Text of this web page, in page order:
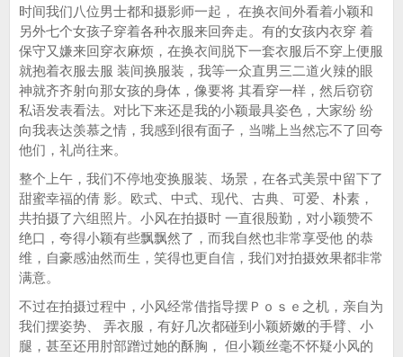
时间我们八位男士都和摄影师一起， 在换衣间外看着小颖和
另外七个女孩子穿着各种衣服来回奔走。有的女孩内衣穿 着
保守又嫌来回穿衣麻烦，在换衣间脱下一套衣服后不穿上便服
就抱着衣服去服 装间换服装，我等一众直男三二道火辣的眼
神就齐齐射向那女孩的身体，像要将 其看穿一样，然后窃窃
私语发表看法。对比下来还是我的小颖最具姿色，大家纷 纷
向我表达羡慕之情，我感到很有面子，当嘴上当然忘不了回夸
他们，礼尚往来。
整个上午，我们不停地变换服装、场景，在各式美景中留下了
甜蜜幸福的倩 影。欧式、中式、现代、古典、可爱、朴素，
共拍摄了六组照片。小风在拍摄时 一直很殷勤，对小颖赞不
绝口，夸得小颖有些飘飘然了，而我自然也非常享受他 的恭
维，自豪感油然而生，笑得也更自信，我们对拍摄效果都非常
满意。
不过在拍摄过程中，小风经常借指导摆Ｐｏｓｅ之机，亲自为
我们摆姿势、 弄衣服，有好几次都碰到小颖娇嫩的手臂、小
腿，甚至还用肘部蹭过她的酥胸， 但小颖丝毫不怀疑小风的